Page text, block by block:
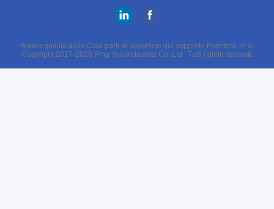
Buona qualità della Cina parti di superficie del supporto Fornitore. © di
Copyright 2017-2026 Ping You Industrial Co.,Ltd . Tutti i diritti riservati.